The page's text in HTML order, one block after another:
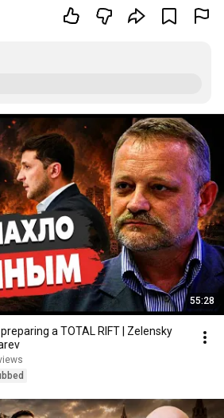
55:28
a TOTAL RIFT | Zelensky